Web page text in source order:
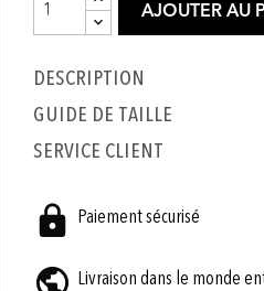
AJOUTER AU
Description
GUIDE DE TAILLE
SERVICE CLIENT
Paiement sécurisé
Livraison dans le monde